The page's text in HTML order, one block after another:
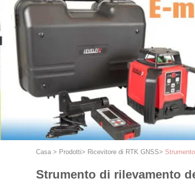
Casa > Prodotti> Ricevitore di RTK GNSS>
Strumento di rilevamento